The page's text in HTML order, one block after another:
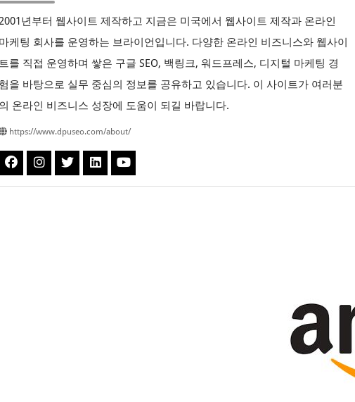
년부터 웹사이트 제작하고 지금은 미국에서 웹사이트 제작과 온라인
케팅 회사를 운영하는 브라이언입니다. 다양한 온라인 비즈니스와 웹사이
를 직접 운영하며 쌓은 구글 SEO, 백링크, 워드프레스, 디지털 마케팅 경
을 바탕으로 실무 중심의 정보를 공유하고 있습니다. 이 사이트가 여러분
온라인 비즈니스 성장에 도움이 되길 바랍니다.
https://www.dpuseo.com/about/